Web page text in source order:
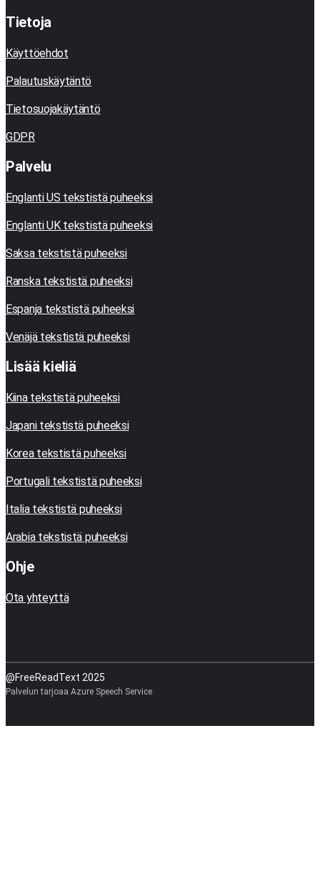
Tietoja
Käyttöehdot
Palautuskäytäntö
Tietosuojakäytäntö
GDPR
Palvelu
Englanti US tekstistä puheeksi
Englanti UK tekstistä puheeksi
Saksa tekstistä puheeksi
Ranska tekstistä puheeksi
Espanja tekstistä puheeksi
Venäjä tekstistä puheeksi
Lisää kieliä
Kiina tekstistä puheeksi
Japani tekstistä puheeksi
Korea tekstistä puheeksi
Portugali tekstistä puheeksi
Italia tekstistä puheeksi
Arabia tekstistä puheeksi
Ohje
Ota yhteyttä
@FreeReadText 2025
Palvelun tarjoaa Azure Speech Service